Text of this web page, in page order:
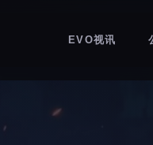
EVO视讯